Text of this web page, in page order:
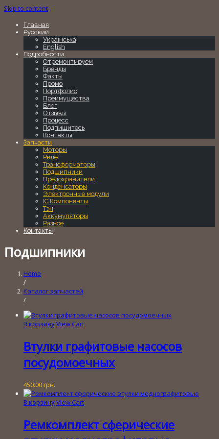
Skip to content
Главная
Русский
Українська
English
Подробности
Отремонтируем
Бренды
Факты
Промо
Портфолио
Преимущества
Блог
Отзывы
Процесс
Подпишитесь
Контакты
Запчасти
Моторы
Реле
Трансформаторы
Подшипники
Предохранители
Конденсаторы
Электронные модули
IC Компоненты
Тэн
Аккумуляторы
Разное
Контакты
Подшипники
Home
/
Каталог запчастей
/
В корзинуView Cart
Втулки графитовые насосов
посудомоечных
450.00 грн.
В корзинуView Cart
Ремкомплект сферические